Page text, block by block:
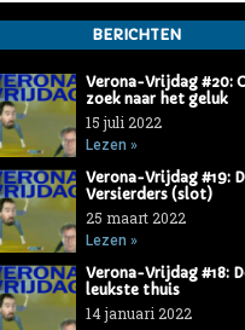
BERICHTEN
Verona-Vrijdag #20:
zoek naar het geluk
15 juli 2022
Lezen »
Verona-Vrijdag #19:
Versierders (slot)
25 maart 2022
Lezen »
Verona-Vrijdag #18:
leukste thuis
14 januari 2022